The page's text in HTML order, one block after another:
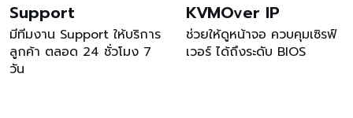
Support
มีทีมงาน Support ให้บริการ
ลูกค้า ตลอด 24 ชั่วโมง 7
วัน
KVMOver IP
ช่วยให้ดูหน้าจอ ควบคุมเซิรฟ์
เวอร์ ได้ถึงระดับ BIOS